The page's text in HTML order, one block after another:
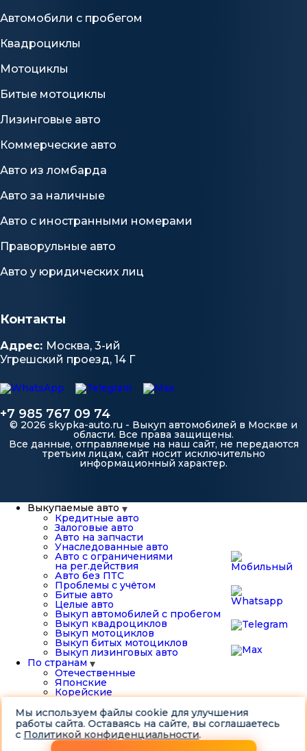
Автомобили с пробегом
Квадроциклы
Мотоциклы
Битые мотоциклы
Лизинговые авто
Коммерческие авто
Авто из ломбарда
Авто за наличные
Авто с иностранными номерами
Праворульные авто
Авто у юридических лиц
Контакты
Адрес: Москва, 3-ий
Угрешский проезд, 14 Г
+7 985 767 09 74
© 2026 skypka-auto.ru - Выкуп автомобилей в Москве и
области. Все права защищены.
Все данные, отправляемые на наш сайт, не передаются
третьим лицам, сайт носит исключительно
информационный характер.
Выкупаемые авто
Кредитные авто
Залоговые авто
Авто на запчасти
Унаследованные авто
Авто с ограничениями
на рег.действия
Авто без ПТС
Проблемы с учётом
Битые авто
Целые авто
Выкуп автомобилей с пробегом
Выкуп квадроциклов
Выкуп мотоциклов
Выкуп битых мотоциклов
Выкуп лизинговых авто
По странам
Отечественные
Японские
Корейские
Китайские
Американские
Французские
О компании
Мы используем файлы cookie для улучшения
работы сайта. Оставаясь на сайте, вы соглашаетесь
с Политикой конфиденциальности.